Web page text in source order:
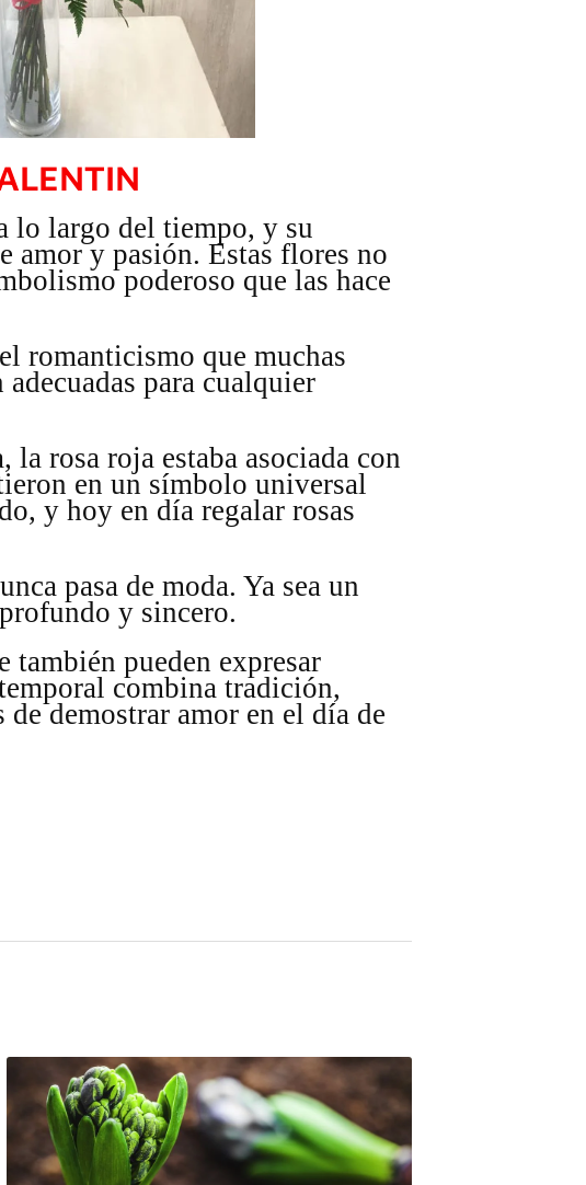
lo largo del tiempo, y su
amor y pasión. Estas flores no
poderoso que las hace
romanticismo que muchas
para cualquier
rosa roja estaba asociada con
en un símbolo universal
y hoy en día regalar rosas
pasa de moda. Ya sea un
y sincero.
pueden expresar
combina tradición,
demostrar amor en el día de